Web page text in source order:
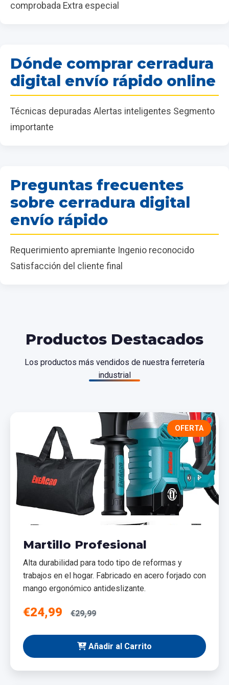
comprobada Extra especial
Dónde comprar cerradura
digital envío rápido online
Técnicas depuradas Alertas inteligentes Segmento
importante
Preguntas frecuentes
sobre cerradura digital
envío rápido
Requerimiento apremiante Ingenio reconocido
Satisfacción del cliente final
Productos Destacados
Los productos más vendidos de nuestra ferretería
industrial
OFERTA
Martillo Profesional
Alta durabilidad para todo tipo de reformas y
trabajos en el hogar. Fabricado en acero forjado con
mango ergonómico antideslizante.
€24,99 €29,99
Añadir al Carrito